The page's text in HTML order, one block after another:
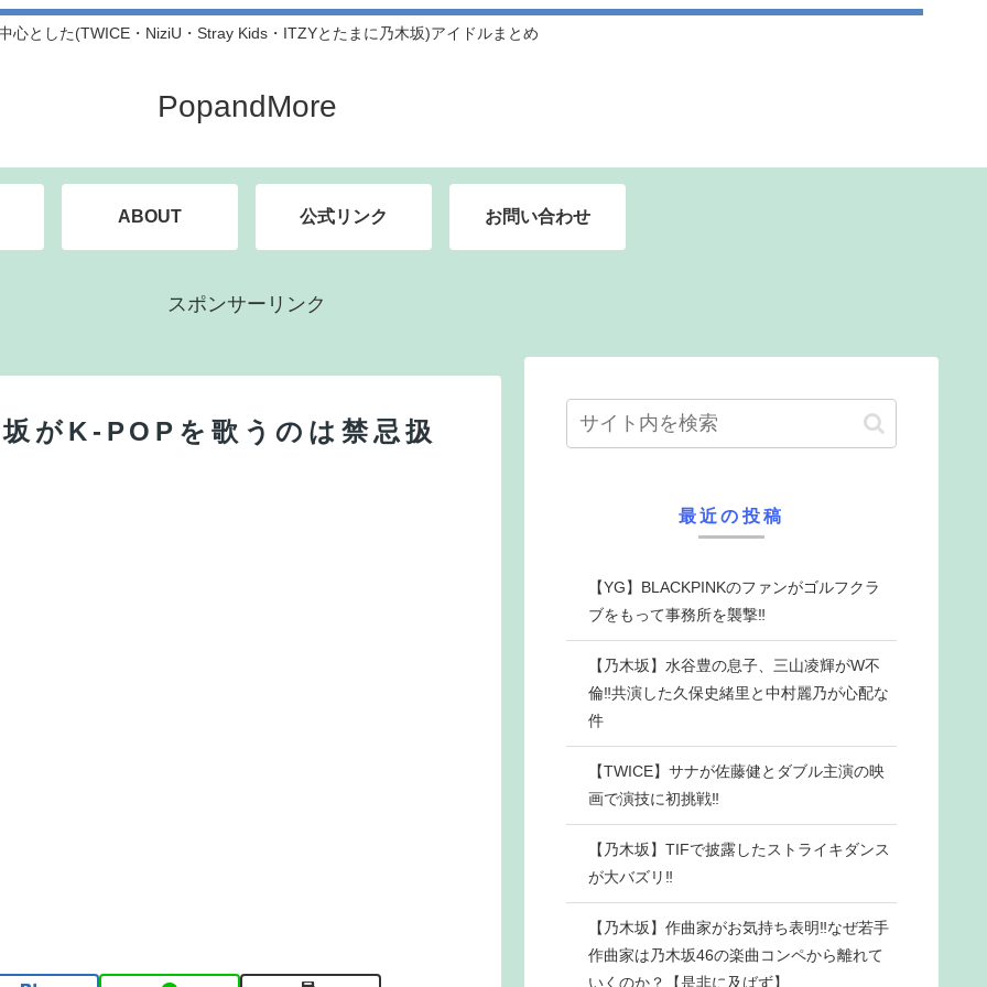
心とした(TWICE・NiziU・Stray Kids・ITZYとたまに乃木坂)アイドルまとめ
PopandMore
ABOUT 公式リンク お問い合わせ
スポンサーリンク
がK-POPを歌うのは禁忌扱
最近の投稿
【YG】BLACKPINKのファンがゴルフクラ
ブをもって事務所を襲撃‼
【乃木坂】水谷豊の息子、三山凌輝がW不
倫‼共演した久保史緒里と中村麗乃が心配な
件
【TWICE】サナが佐藤健とダブル主演の映
画で演技に初挑戦‼
【乃木坂】TIFで披露したストライキダンス
が大バズリ‼
【乃木坂】作曲家がお気持ち表明‼なぜ若手
作曲家は乃木坂46の楽曲コンペから離れて
いくのか？【是非に及ばず】